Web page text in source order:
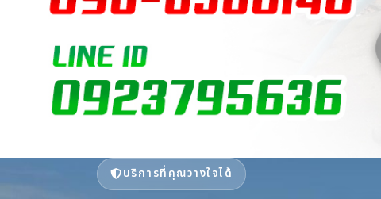
บริการที่คุณวางใจได้